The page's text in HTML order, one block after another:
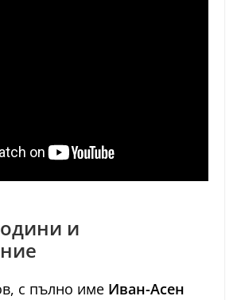
и
с пълно име Иван-Асен